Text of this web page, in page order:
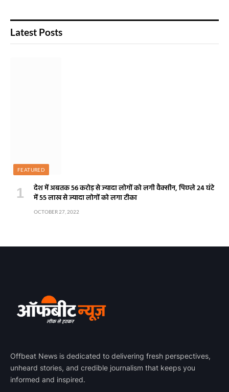
Latest Posts
FEATURED
देश में अबतक 56 करोड़ से ज्यादा लोगों को लगी वैक्सीन, पिछले 24 घंटे
में 55 लाख से ज्यादा लोगों को लगा टीका
OCTOBER 27, 2022
Offbeat News is dedicated to delivering fresh perspectives,
unheard stories, and credible journalism that keeps you
informed and inspired.